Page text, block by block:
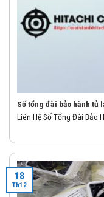
Số tổng đài bảo hành tủ
Liên Hệ Số Tổng Đài Bảo
18
Th12